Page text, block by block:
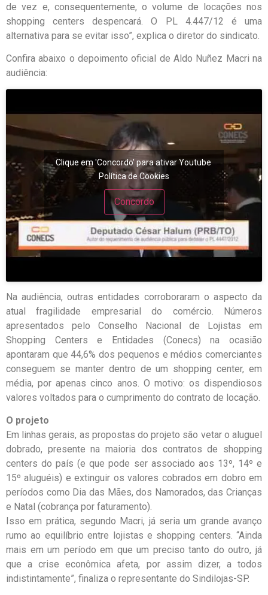
de vez e, consequentemente, o volume de locações nos
shopping centers despencará. O PL 4.447/12 é uma
alternativa para se evitar isso”, explica o diretor do sindicato.
Confira abaixo o depoimento oficial de Aldo Nuñez Macri na
audiência:
Clique em 'Concordo' para ativar Youtube
Política de Cookies
Concordo
Na audiência, outras entidades corroboraram o aspecto da
atual fragilidade empresarial do comércio. Números
apresentados pelo Conselho Nacional de Lojistas em
Shopping Centers e Entidades (Conecs) na ocasião
apontaram que 44,6% dos pequenos e médios comerciantes
conseguem se manter dentro de um shopping center, em
média, por apenas cinco anos. O motivo: os dispendiosos
valores voltados para o cumprimento do contrato de locação.
O projeto
Em linhas gerais, as propostas do projeto são vetar o aluguel
dobrado, presente na maioria dos contratos de shopping
centers do país (e que pode ser associado aos 13º, 14º e
15º aluguéis) e extinguir os valores cobrados em dobro em
períodos como Dia das Mães, dos Namorados, das Crianças
e Natal (cobrança por faturamento).
Isso em prática, segundo Macri, já seria um grande avanço
rumo ao equilíbrio entre lojistas e shopping centers. “Ainda
mais em um período em que um preciso tanto do outro, já
que a crise econômica afeta, por assim dizer, a todos
indistintamente”, finaliza o representante do Sindilojas-SP.